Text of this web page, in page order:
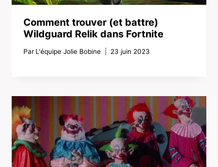
Comment trouver (et battre)
Wildguard Relik dans Fortnite
Par L'équipe Jolie Bobine 23 juin 2023